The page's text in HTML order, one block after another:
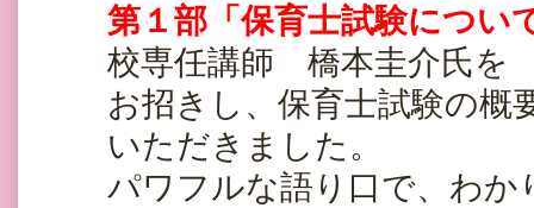
第１部「保育士試験につい
校専任講師 橋本圭介氏を
お招きし、保育士試験の概
いただきました。
パワフルな語り口で、わ